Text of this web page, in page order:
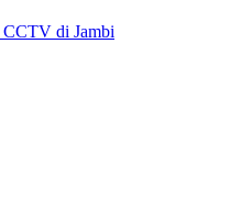
CCTV di Jambi